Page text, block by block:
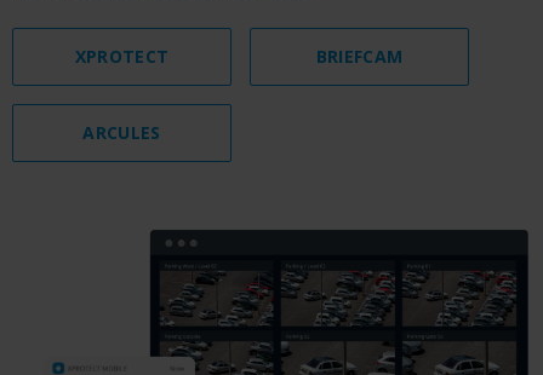
XPROTECT BRIEFCAM
ARCULES